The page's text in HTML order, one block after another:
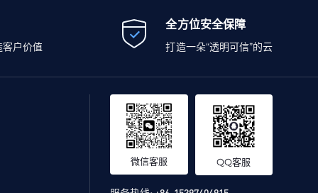
户价值
全方位安全保障
打造一朵“透明可信”的云
微信客服 QQ客服